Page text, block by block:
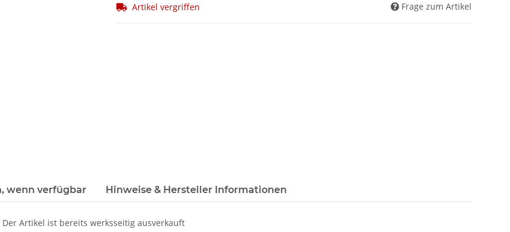
Artikel vergriffen Frage zum Artikel
wenn verfügbar Hinweise & Hersteller Informationen
Der Artikel ist bereits werksseitig ausverkauft